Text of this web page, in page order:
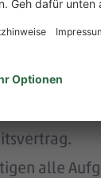
der
wie das
alle